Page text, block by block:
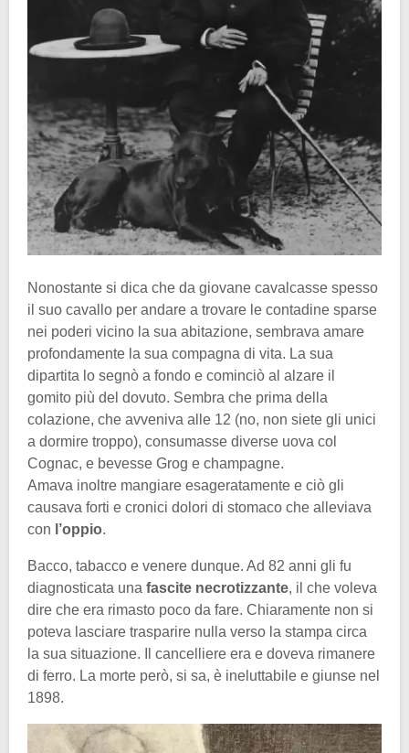
Nonostante si dica che da giovane cavalcasse spesso
il suo cavallo per andare a trovare le contadine sparse
nei poderi vicino la sua abitazione, sembrava amare
profondamente la sua compagna di vita. La sua
dipartita lo segnò a fondo e cominciò al alzare il
gomito più del dovuto. Sembra che prima della
colazione, che avveniva alle 12 (no, non siete gli unici
a dormire troppo), consumasse diverse uova col
Cognac, e bevesse Grog e champagne.
Amava inoltre mangiare esageratamente e ciò gli
causava forti e cronici dolori di stomaco che alleviava
con l’oppio.
Bacco, tabacco e venere dunque. Ad 82 anni gli fu
diagnosticata una fascite necrotizzante, il che voleva
dire che era rimasto poco da fare. Chiaramente non si
poteva lasciare trasparire nulla verso la stampa circa
la sua situazione. Il cancelliere era e doveva rimanere
di ferro. La morte però, si sa, è ineluttabile e giunse nel
1898.